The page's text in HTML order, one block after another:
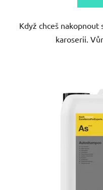
Když chceš
karoserii.